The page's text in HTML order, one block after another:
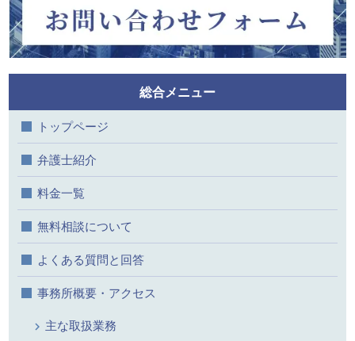
総合メニュー
トップページ
弁護士紹介
料金一覧
無料相談について
よくある質問と回答
事務所概要・アクセス
主な取扱業務